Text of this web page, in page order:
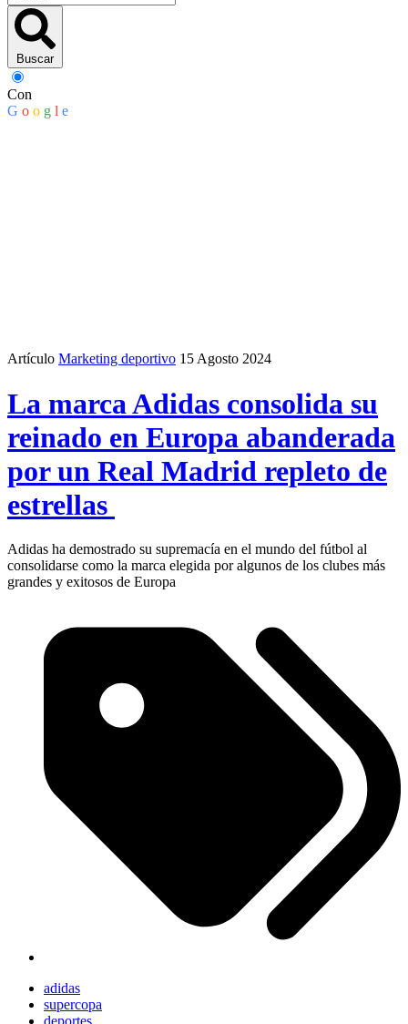
Buscar
Con
G o o g l e
Artículo Marketing deportivo 15 Agosto 2024
La marca Adidas consolida su
reinado en Europa abanderada
por un Real Madrid repleto de
estrellas
Adidas ha demostrado su supremacía en el mundo del fútbol al
consolidarse como la marca elegida por algunos de los clubes más
grandes y exitosos de Europa
adidas
supercopa
deportes